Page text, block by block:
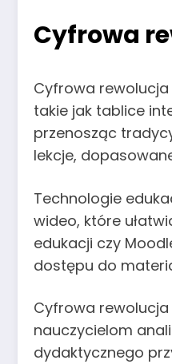
Cyfrowa
Cyfrowa rewolucja
takie jak tablice
przenosząc
lekcje,
Technologie
wideo, które
edukacji czy
dostępu do
Cyfrowa
nauczycielom
dydaktycznego